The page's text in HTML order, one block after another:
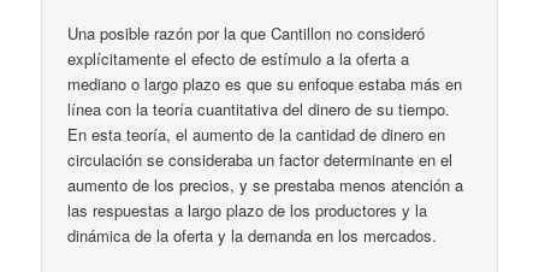
Una posible razón por la que Cantillon no consideró
explícitamente el efecto de estímulo a la oferta a
mediano o largo plazo es que su enfoque estaba más en
línea con la teoría cuantitativa del dinero de su tiempo.
En esta teoría, el aumento de la cantidad de dinero en
circulación se consideraba un factor determinante en el
aumento de los precios, y se prestaba menos atención a
las respuestas a largo plazo de los productores y la
dinámica de la oferta y la demanda en los mercados.